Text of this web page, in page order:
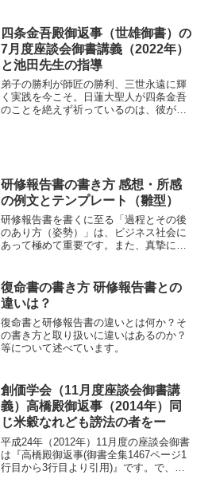
四条金吾殿御返事（世雄御書）の
7月度座談会御書講義（2022年）
と池田先生の指導
弟子の勝利が師匠の勝利、三世永遠に輝
く実践を今こそ。日蓮大聖人が四条金吾
のことを絶えず祈っているのは、彼が
研修報告書の書き方 感想・所感
の例文とテンプレート（雛型）
研修報告書を書くに至る「過程とその後
のあり方（姿勢）」は、ビジネス社会に
あって極めて重要です。また、真摯に研
実務上の各種報告書に取り組む姿勢も疎
かにしてはなりません。そ...
復命書の書き方 研修報告書との
違いは？
復命書と研修報告書の違いとは何か？そ
の書き方と取り扱いに違いはあるのか？
等について述べています。
創価学会（11月度座談会御書講
義）高橋殿御返事（2014年）同
じ米穀なれども謗法の者をー
平成24年（2012年）11月度の座談会御書
は『高橋殿御返事(御書全集1467ページ1
行目から3行目より引用)』です。で、肝